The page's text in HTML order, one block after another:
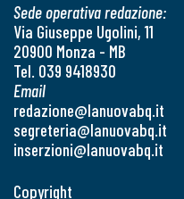
Sede operativa redazione:
Via Giuseppe Ugolini, 11
20900 Monza - MB
Tel. 039 9418930
Email
redazione@lanuovabq.it
segreteria@lanuovabq.it
inserzioni@lanuovabq.it
Copyright